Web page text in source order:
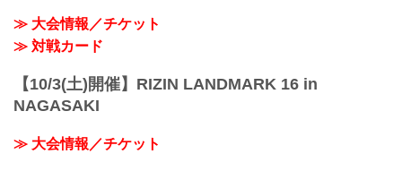
≫ 大会情報／チケット
≫ 対戦カード
【10/3(土)開催】RIZIN LANDMARK 16 in
NAGASAKI
≫ 大会情報／チケット